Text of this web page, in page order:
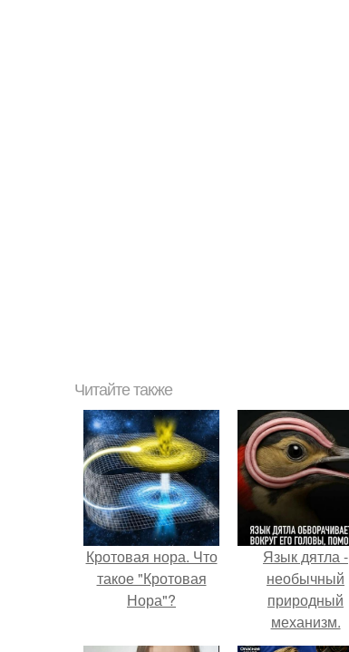
Читайте также
Кротовая нора. Что
такое "Кротовая
Нора"?
Язык дятла -
необычный
природный
механизм.